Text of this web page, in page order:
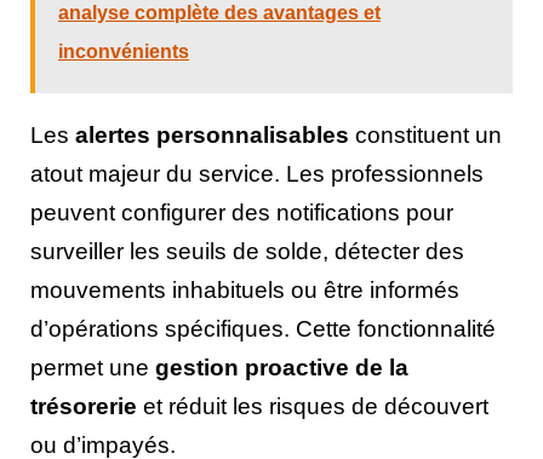
analyse complète des avantages et
inconvénients
Les alertes personnalisables constituent un
atout majeur du service. Les professionnels
peuvent configurer des notifications pour
surveiller les seuils de solde, détecter des
mouvements inhabituels ou être informés
d’opérations spécifiques. Cette fonctionnalité
permet une gestion proactive de la
trésorerie et réduit les risques de découvert
ou d’impayés.